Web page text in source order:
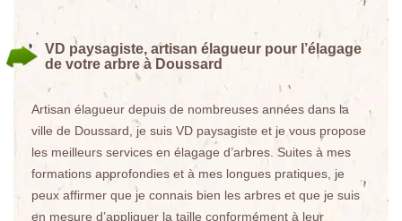
VD paysagiste, artisan élagueur pour l’élagage
de votre arbre à Doussard
Artisan élagueur depuis de nombreuses années dans la
ville de Doussard, je suis VD paysagiste et je vous propose
les meilleurs services en élagage d’arbres. Suites à mes
formations approfondies et à mes longues pratiques, je
peux affirmer que je connais bien les arbres et que je suis
en mesure d’appliquer la taille conformément à leur